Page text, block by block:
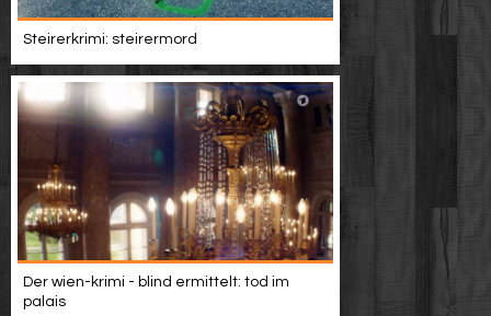
Steirerkrimi: steirermord
Der wien-krimi - blind ermittelt: tod im
palais